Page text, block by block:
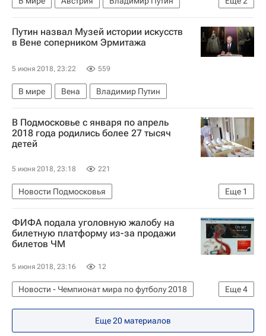
Александр Ван дер Беллен
Себастьян Курц
Путин назвал Музей истории искусств
в Вене соперником Эрмитажа
5 июня 2018, 23:22 559
В мире Вена Владимир Путин
В Подмосковье с января по апрель
2018 года родились более 27 тысяч
детей
5 июня 2018, 23:18 221
Еще 1
Новости Подмосковья
Московская область (Подмосковье)
ФИФА подала уголовную жалобу на
билетную платформу из-за продажи
билетов ЧМ
5 июня 2018, 23:16 12
Еще4
Новости - Чемпионат мира по футболу 2018
Футбол
Спорт
Международная федерация футбола (ФИФА)
Еще 20 материалов